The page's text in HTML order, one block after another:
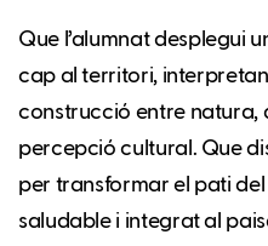
Que l’alumnat desplegui
cap al territori,
construcció entre natura,
percepció cultural. Que
per transformar el pati del
saludable i integrat al